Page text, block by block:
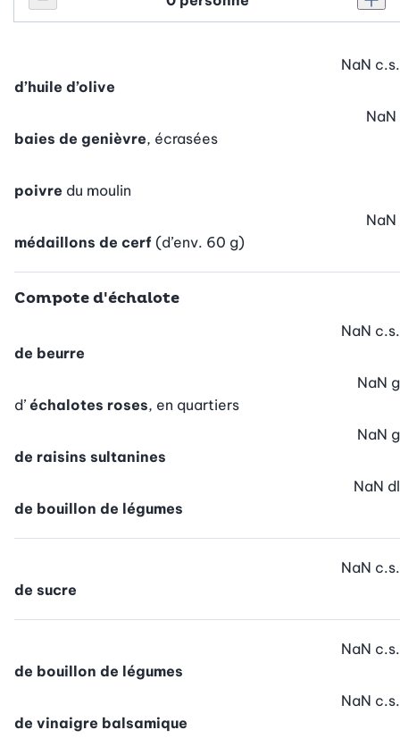
Réduire le nombre de personnes
Personnes
d’huile d’olive
NaN c.s.
baies de genièvre, écrasées
NaN
poivre du moulin
médaillons de cerf (d’env. 60 g)
NaN
Compote d'échalote
de beurre
NaN c.s.
d’ échalotes roses, en quartiers
NaN g
de raisins sultanines
NaN g
de bouillon de légumes
NaN dl
de sucre
NaN c.s.
de bouillon de légumes
NaN c.s.
de vinaigre balsamique
NaN c.s.